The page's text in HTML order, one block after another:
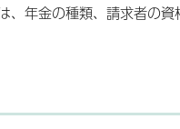
、年金の種類、請求者の